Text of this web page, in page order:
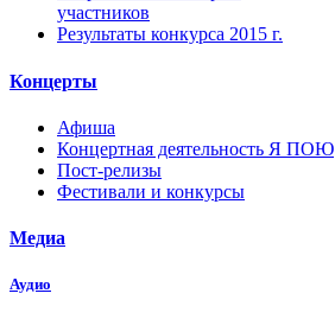
участников
Результаты конкурса 2015 г.
Концерты
Афиша
Концертная деятельность Я ПОЮ
Пост-релизы
Фестивали и конкурсы
Медиа
Аудио